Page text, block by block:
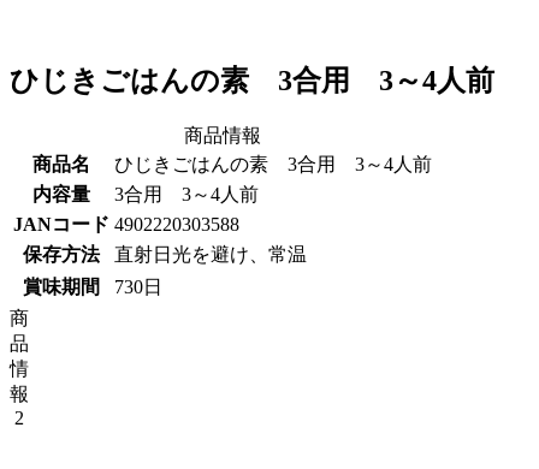
ひじきごはんの素 3合用 3～4人前
商品情報
商品名
ひじきごはんの素 3合用 3～4人前
内容量
3合用 3～4人前
JANコード 4902220303588
保存方法
直射日光を避け、常温
賞味期間
730日
商
品
情
報
2